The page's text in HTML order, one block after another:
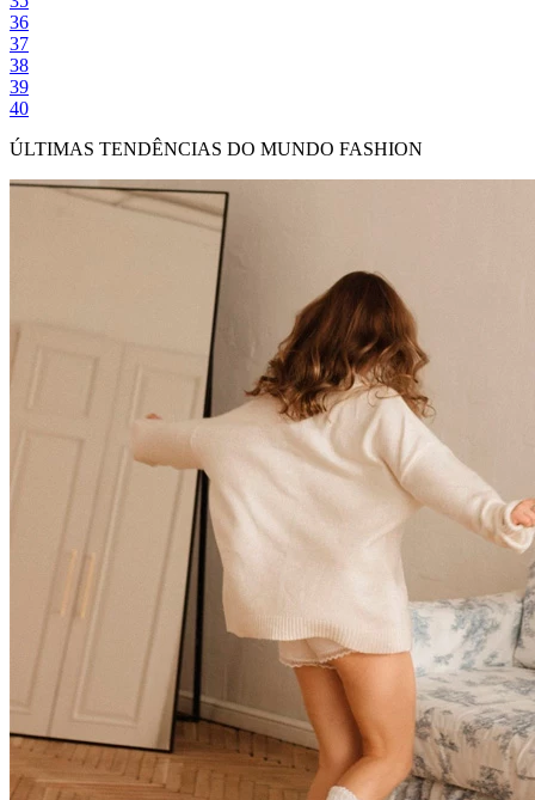
36
37
38
39
40
ÚLTIMAS TENDÊNCIAS DO MUNDO FASHION